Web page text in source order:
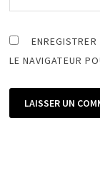
LE NAVIGATEUR